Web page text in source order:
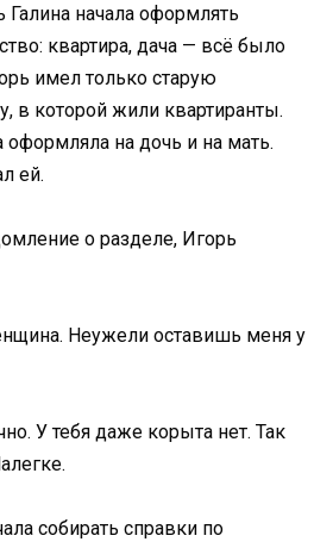
начала оформлять
квартира, дача — всё было
имел только старую
в которой жили квартиранты.
оформляла на дочь и на мать.
ей.
о разделе, Игорь
Неужели оставишь меня у
У тебя даже корыта нет. Так
собирать справки по